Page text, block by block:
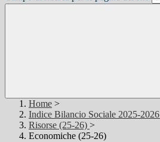
Home >
Indice Bilancio Sociale 2025-2026
Risorse (25-26) >
Economiche (25-26)